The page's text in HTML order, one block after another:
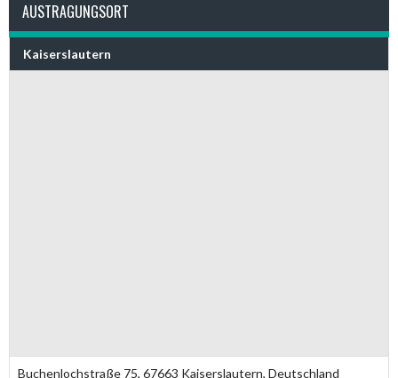
AUSTRAGUNGSORT
Kaiserslautern
Buchenlochstraße 75, 67663 Kaiserslautern, Deutschland